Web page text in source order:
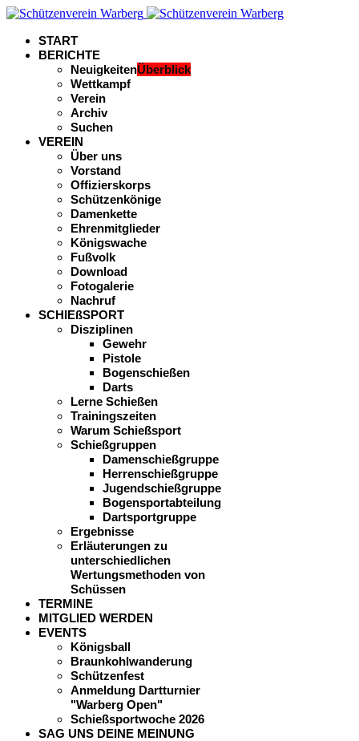
START
BERICHTE
NeuigkeitenÜberblick
Wettkampf
Verein
Archiv
Suchen
VEREIN
Über uns
Vorstand
Offizierskorps
Schützenkönige
Damenkette
Ehrenmitglieder
Königswache
Fußvolk
Download
Fotogalerie
Nachruf
SCHIEßSPORT
Disziplinen
Gewehr
Pistole
Bogenschießen
Darts
Lerne Schießen
Trainingszeiten
Warum Schießsport
Schießgruppen
Damenschießgruppe
Herrenschießgruppe
Jugendschießgruppe
Bogensportabteilung
Dartsportgruppe
Ergebnisse
Erläuterungen zu
unterschiedlichen
Wertungsmethoden von
Schüssen
TERMINE
MITGLIED WERDEN
EVENTS
Königsball
Braunkohlwanderung
Schützenfest
Anmeldung Dartturnier
"Warberg Open"
Schießsportwoche 2026
SAG UNS DEINE MEINUNG